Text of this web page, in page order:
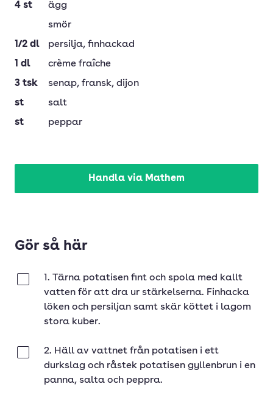
4 st
ägg
smör
1/2 dl persilja, finhackad
1 dl
crème fraîche
3 tsk senap, fransk, dijon
st
salt
st
peppar
Handla via Mathem
Gör så här
1. Tärna potatisen fint och spola med kallt
vatten för att dra ur stärkelserna. Finhacka
löken och persiljan samt skär köttet i lagom
stora kuber.
2. Häll av vattnet från potatisen i ett
durkslag och råstek potatisen gyllenbrun i en
panna, salta och peppra.